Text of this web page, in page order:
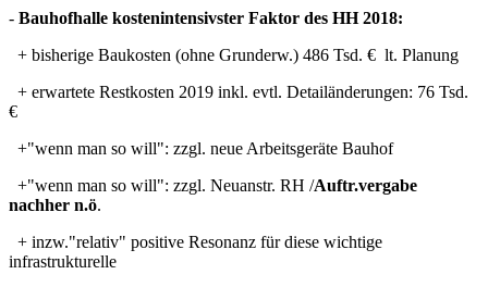
- Bauhofhalle kostenintensivster Faktor des HH 2018:
+ bisherige Baukosten (ohne Grunderw.) 486 Tsd. € lt. Planung
+ erwartete Restkosten 2019 inkl. evtl. Detailänderungen: 76 Tsd.
€
+"wenn man so will": zzgl. neue Arbeitsgeräte Bauhof
+"wenn man so will": zzgl. Neuanstr. RH /Auftr.vergabe
nachher n.ö.
+ inzw."relativ" positive Resonanz für diese wichtige
infrastrukturelle